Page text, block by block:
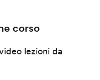
corso
lezioni da